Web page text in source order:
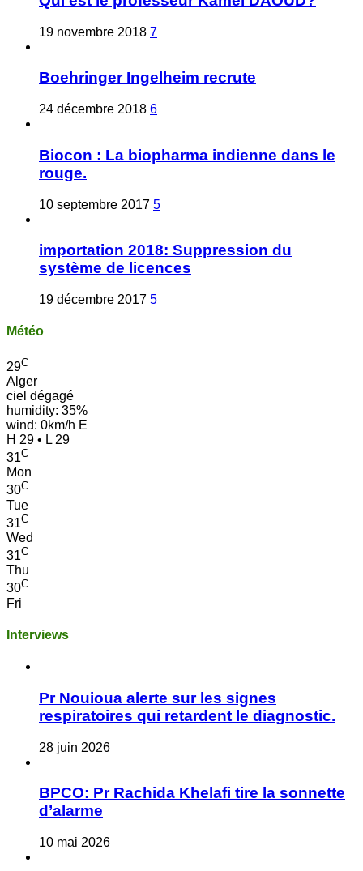
19 novembre 2018 7
Boehringer Ingelheim recrute
24 décembre 2018 6
Biocon : La biopharma indienne dans le
rouge.
10 septembre 2017 5
importation 2018: Suppression du
système de licences
19 décembre 2017 5
Météo
29C
Alger
ciel dégagé
humidity: 35%
wind: 0km/h E
H 29 • L 29
31C
Mon
30C
Tue
31C
Wed
31C
Thu
30C
Fri
Interviews
Pr Nouioua alerte sur les signes
respiratoires qui retardent le diagnostic.
28 juin 2026
BPCO: Pr Rachida Khelafi tire la sonnette
d’alarme
10 mai 2026